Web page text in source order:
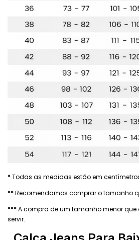
*Todas as medidas estão em
**Recomendamos comprar o tamanho
***A compra de um tamanho menor
servir.